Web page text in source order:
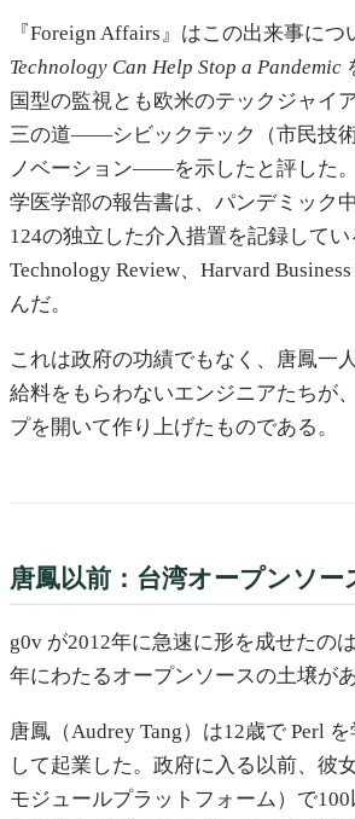
『Foreign Affairs』はこの出来事に
Technology Can Help Stop a Pandemic
国型の監視とも欧米のテックジャイ
三の道——シビックテック（市民技
ノベーション——を示したと評した
学医学部の報告書は、パンデミック
124の独立した介入措置を記録して
Technology Review、Harvard
んだ。
これは政府の功績でもなく、唐鳳一
給料をもらわないエンジニアたちが
プを開いて作り上げたものである。
唐鳳以前：台湾オープンソー
g0v が2012年に急速に形を成せたの
年にわたるオープンソースの土壌が
唐鳳（Audrey Tang）は12歳で Perl
して起業した。政府に入る以前、彼
モジュールプラットフォーム）で